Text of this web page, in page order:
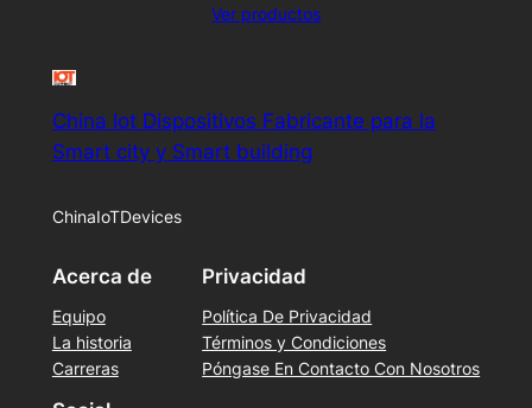
Ver productos
China Iot Dispositivos Fabricante para la
Smart city y Smart building
ChinaIoTDevices
Acerca de
Equipo
La historia
Carreras
Privacidad
Política De Privacidad
Términos y Condiciones
Póngase En Contacto Con Nosotros